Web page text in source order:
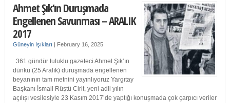
Ahmet Şık’ın Duruşmada
Engellenen Savunması – ARALIK
2017
Güneyin Işıkları | February 16, 2025
361 gündür tutuklu gazeteci Ahmet Şık’ın
dünkü (25 Aralık) duruşmada engellenen
beyanının tam metnini yayınlıyoruz Yargıtay
Başkanı İsmail Rüştü Cirit, yeni adli yılın
açılışı vesilesiyle 23 Kasım 2017’de yaptığı konuşmada çok çarpıcı veriler